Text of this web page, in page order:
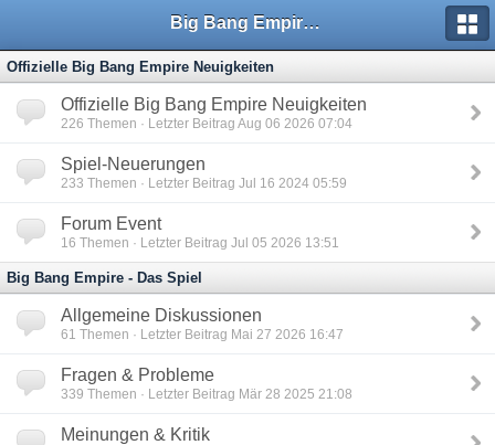
Big Bang Empire - Forum
Offizielle Big Bang Empire Neuigkeiten
Offizielle Big Bang Empire Neuigkeiten
226 Themen · Letzter Beitrag Aug 06 2026 07:04
Spiel-Neuerungen
233 Themen · Letzter Beitrag Jul 16 2024 05:59
Forum Event
16 Themen · Letzter Beitrag Jul 05 2026 13:51
Big Bang Empire - Das Spiel
Allgemeine Diskussionen
61 Themen · Letzter Beitrag Mai 27 2026 16:47
Fragen & Probleme
339 Themen · Letzter Beitrag Mär 28 2025 21:08
Meinungen & Kritik